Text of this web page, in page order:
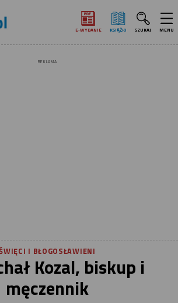
E‑WYDANIE KSIĄŻKI SZUKAJ MENU
REKLAMA
I BŁOGOSŁAWIENI
Kozal, biskup i
męczennik